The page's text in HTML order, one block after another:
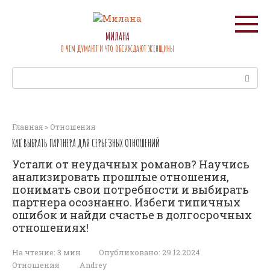
МИЛАНА
О ЧЕМ ДУМАЮТ И ЧТО ОБСУЖДАЮТ ЖЕНЩИНЫ
Главная » Отношения
КАК ВЫБРАТЬ ПАРТНЕРА ДЛЯ СЕРЬЕЗНЫХ ОТНОШЕНИЙ
Устали от неудачных романов? Научись
анализировать прошлые отношения,
понимать свои потребности и выбирать
партнера осознанно. Избеги типичных
ошибок и найди счастье в долгосрочных
отношениях!
На чтение: 3 мин Опубликовано: 29.12.2024
Отношения
Andrey